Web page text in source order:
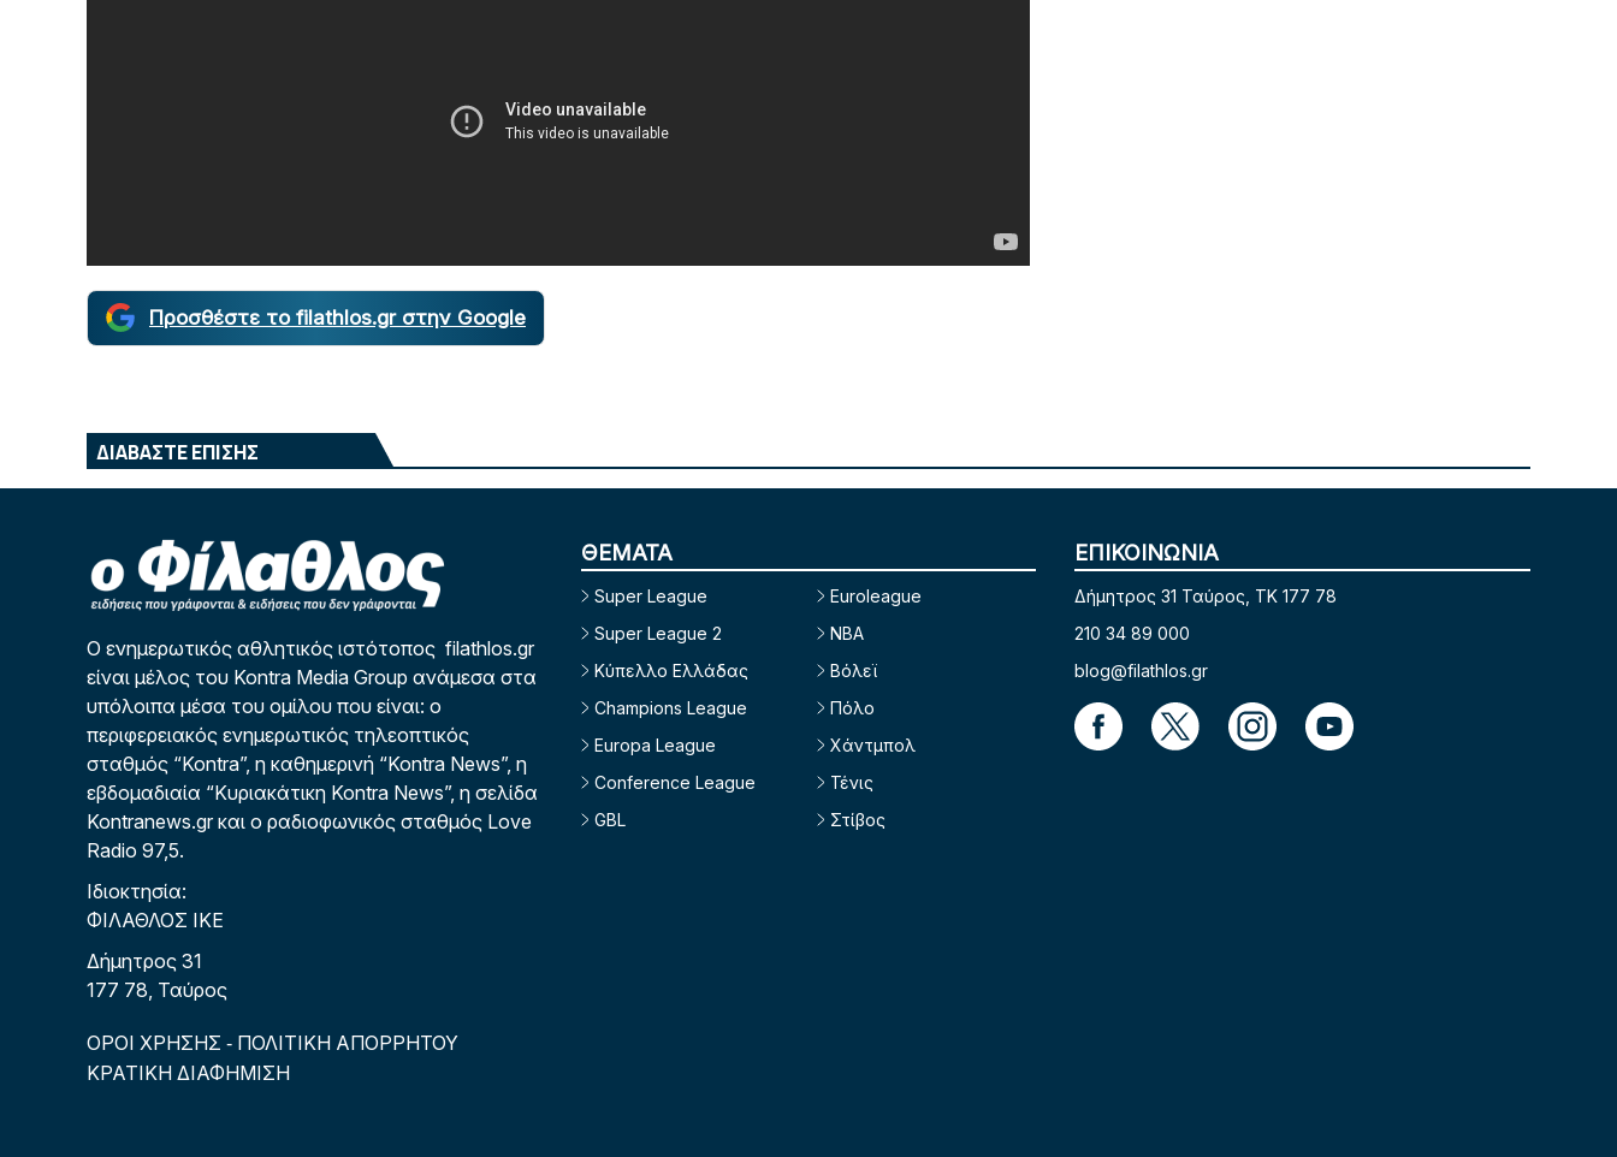
Προσθέστε το filathlos.gr στην Google
ΔΙΑΒΑΣΤΕ ΕΠΙΣΗΣ
Ο ενημερωτικός αθλητικός ιστότοπος filathlos.gr
είναι μέλος του Kontra Media Group ανάμεσα στα
υπόλοιπα μέσα του ομίλου που είναι: ο
περιφερειακός ενημερωτικός τηλεοπτικός
σταθμός “Kontra”, η καθημερινή “Kontra News”, η
εβδομαδιαία “Κυριακάτικη Kontra News”, η σελίδα
Kontranews.gr και ο ραδιοφωνικός σταθμός Love
Radio 97,5.
Ιδιοκτησία:
ΦΙΛΑΘΛΟΣ ΙΚΕ
Δήμητρος 31
177 78, Ταύρος
ΟΡΟΙ ΧΡΗΣΗΣ - ΠΟΛΙΤΙΚΗ ΑΠΟΡΡΗΤΟΥ
ΚΡΑΤΙΚΗ ΔΙΑΦΗΜΙΣΗ
ΘΕΜΑΤΑ
Super League
Super League 2
Κύπελλο Ελλάδας
Champions League
Europa League
Conference League
GBL
Euroleague
NBA
Βόλεϊ
Πόλο
Χάντμπολ
Τένις
Στίβος
ΕΠΙΚΟΙΝΩΝΙΑ
Δήμητρος 31 Ταύρος, TK 177 78
210 34 89 000
blog@filathlos.gr